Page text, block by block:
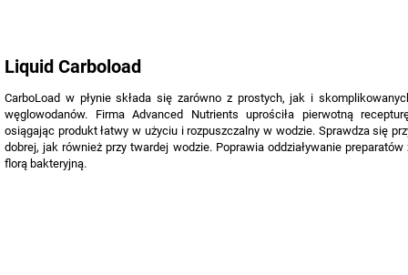
Liquid Carboload
CarboLoad w płynie składa się zarówno z prostych, jak i
węglowodanów. Firma Advanced Nutrients uprościła pierwotną
osiągając produkt łatwy w użyciu i rozpuszczalny w wodzie. Sprawdza się
dobrej, jak również przy twardej wodzie. Poprawia oddziaływanie preparatów
florą bakteryjną.